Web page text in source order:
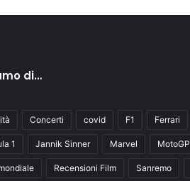
di…
Concerti covid F1 Ferrari
1 Jannik Sinner Marvel MotoGP
Recensioni Film Sanremo